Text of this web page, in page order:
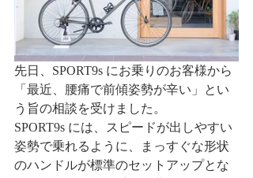
先日、SPORT9s にお乗りのお客様から
「最近、腰痛で前傾姿勢が辛い」とい
う旨の相談を受けました。
SPORT9s には、スピードが出しやすい
姿勢で乗れるように、まっすぐな形状
のハンドルが標準のセットアップとな